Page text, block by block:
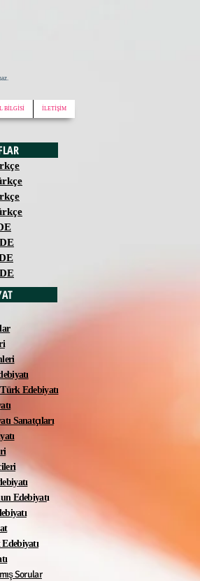
BİLGİSİ İLETİŞİM
Edebiyatı
Sanatçıları
Edebiyatı
Sorular